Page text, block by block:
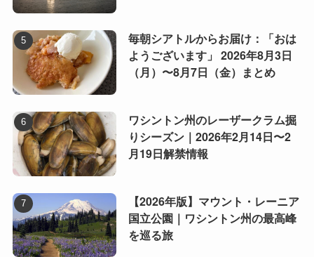
毎朝シアトルからお届け：「おは
ようございます」 2026年8月3日
（月）〜8月7日（金）まとめ
ワシントン州のレーザークラム掘
りシーズン｜2026年2月14日〜2
月19日解禁情報
【2026年版】マウント・レーニア
国立公園｜ワシントン州の最高峰
を巡る旅